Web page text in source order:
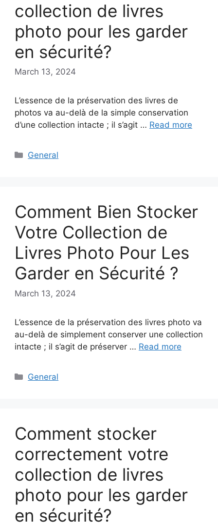
collection de livres
photo pour les garder
en sécurité?
March 13, 2024
L’essence de la préservation des livres de
photos va au-delà de la simple conservation
d’une collection intacte ; il s’agit … Read more
Categories
General
Comment Bien Stocker
Votre Collection de
Livres Photo Pour Les
Garder en Sécurité ?
March 13, 2024
L’essence de la préservation des livres photo va
au-delà de simplement conserver une collection
intacte ; il s’agit de préserver … Read more
Categories
General
Comment stocker
correctement votre
collection de livres
photo pour les garder
en sécurité?